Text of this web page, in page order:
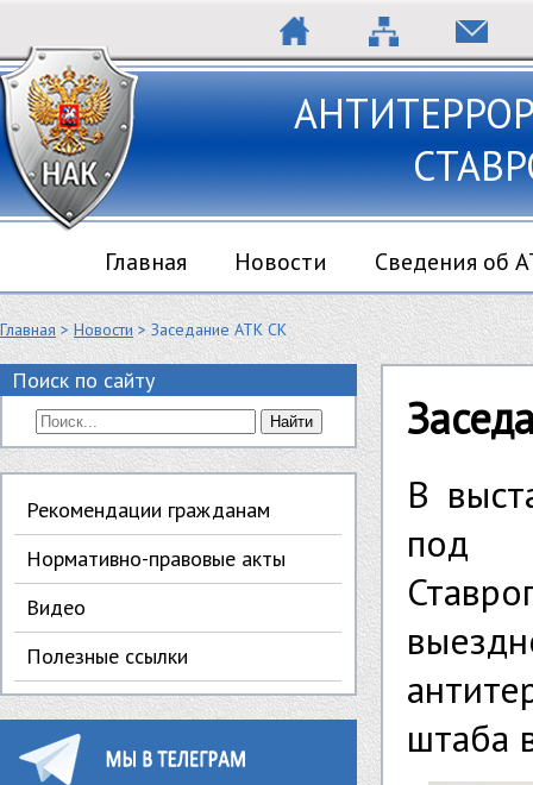
Главная Новости Сведения об
Главная>Новости> Заседание АТК СК
Поиск по сайту
Найти
Рекомендации гражданам
Нормативно-правовые акты
Видео
Полезные ссылки
В
под
штаба